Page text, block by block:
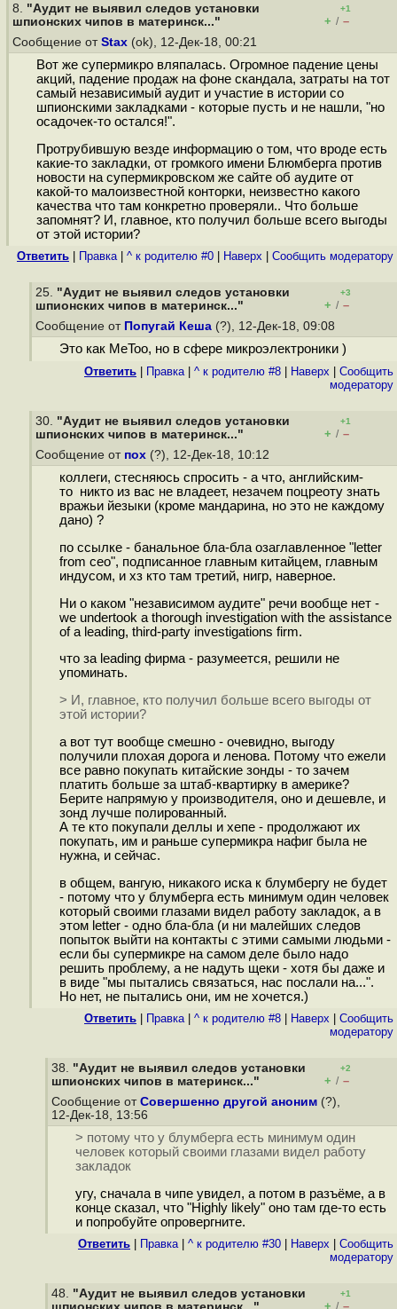
8. "Аудит не выявил следов установки
шпионских чипов в материнск..."
+1
+ / –
Сообщение от Stax (ok), 12-Дек-18, 00:21
Вот же супермикро вляпалась. Огромное падение цены
акций, падение продаж на фоне скандала, затраты на тот
самый независимый аудит и участие в истории со
шпионскими закладками - которые пусть и не нашли, "но
осадочек-то остался!".
Протрубившую везде информацию о том, что вроде есть
какие-то закладки, от громкого имени Блюмберга против
новости на супермикровском же сайте об аудите от
какой-то малоизвестной конторки, неизвестно какого
качества что там конкретно проверяли.. Что больше
запомнят? И, главное, кто получил больше всего выгоды
от этой истории?
Ответить Правка| ^ к родителю #0 Наверх Cообщить модератору
25. "Аудит не выявил следов установки
шпионских чипов в материнск..."
+3
+ / –
Сообщение от Попугай Кеша (?), 12-Дек-18, 09:08
Это как MeToo, но в сфере микроэлектроники )
Ответить Правка| ^ к родителю #8 Наверх
Cообщить
модератору
30. "Аудит не выявил следов установки
шпионских чипов в материнск..."
+1
+ / –
Сообщение от пох (?), 12-Дек-18, 10:12
коллеги, стесняюсь спросить - а что, английским-
то никто из вас не владеет, незачем поцреоту знать
вражьи йезыки (кроме мандарина, но это не каждому
дано) ?
по ссылке - банальное бла-бла озаглавленное "letter
from ceo", подписанное главным китайцем, главным
индусом, и хз кто там третий, нигр, наверное.
Ни о каком "независимом аудите" речи вообще нет -
we undertook a thorough investigation with the assistance
of a leading, third-party investigations firm.
что за leading фирма - разумеется, решили не
упоминать.
> И, главное, кто получил больше всего выгоды от
этой истории?
а вот тут вообще смешно - очевидно, выгоду
получили плохая дорога и ленова. Потому что ежели
все равно покупать китайские зонды - то зачем
платить больше за штаб-квартирку в америке?
Берите напрямую у производителя, оно и дешевле, и
зонд лучше полированный.
А те кто покупали деллы и хепе - продолжают их
покупать, им и раньше супермикра нафиг была не
нужна, и сейчас.
в общем, вангую, никакого иска к блумбергу не будет
- потому что у блумберга есть минимум один человек
который своими глазами видел работу закладок, а в
этом letter - одно бла-бла (и ни малейших следов
попыток выйти на контакты с этими самыми людьми -
если бы супермикре на самом деле было надо
решить проблему, а не надуть щеки - хотя бы даже и
в виде "мы пытались связаться, нас послали на...".
Но нет, не пытались они, им не хочется.)
Ответить Правка| ^ к родителю #8 Наверх
Cообщить
модератору
38. "Аудит не выявил следов установки
шпионских чипов в материнск..."
+2
+ / –
Сообщение от Совершенно другой аноним (?),
12-Дек-18, 13:56
> потому что у блумберга есть минимум один
человек который своими глазами видел работу
закладок
угу, сначала в чипе увидел, а потом в разъёме, а в
конце сказал, что "Highly likely" оно там где-то есть
и попробуйте опровергните.
Ответить Правка| ^ к родителю #30 Наверх
Cообщить
модератору
48. "Аудит не выявил следов установки
+1
+ / –